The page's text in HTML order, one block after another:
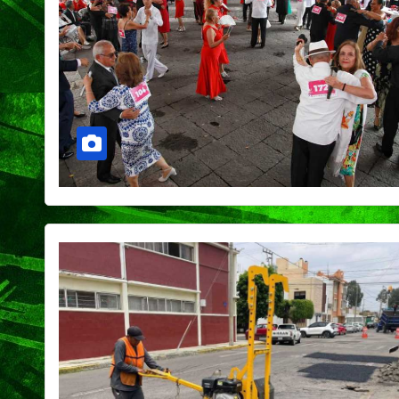
CIUDAD DEPORTES
Concluye
Máster de